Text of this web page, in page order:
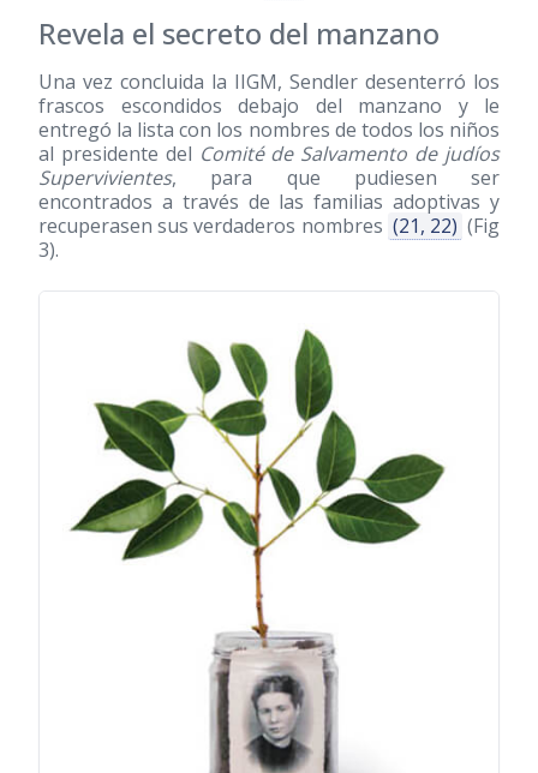
Revela el secreto del manzano
Una vez concluida la IIGM, Sendler desenterró los
frascos escondidos debajo del manzano y le
entregó la lista con los nombres de todos los niños
al presidente del Comité de Salvamento de judíos
Supervivientes, para que pudiesen ser
encontrados a través de las familias adoptivas y
recuperasen sus verdaderos nombres (21, 22) (Fig
3).